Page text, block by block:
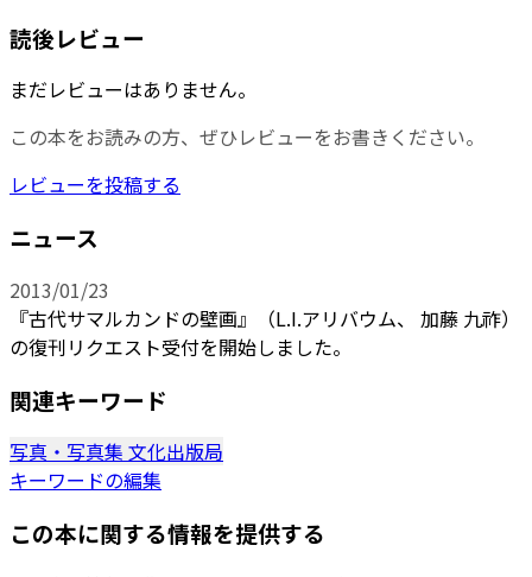
読後レビュー
まだレビューはありません。
この本をお読みの方、ぜひレビューをお書きください。
レビューを投稿する
ニュース
2013/01/23
『古代サマルカンドの壁画』（L.I.アリバウム、 加藤 九祚）
の復刊リクエスト受付を開始しました。
関連キーワード
写真・写真集 文化出版局
キーワードの編集
この本に関する情報を提供する